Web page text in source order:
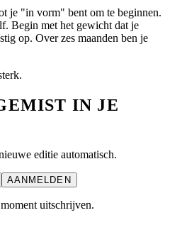
je "in vorm" bent om te beginnen.
Begin met het gewicht dat je
op. Over zes maanden ben je
IN JE
editie automatisch.
AANMELDEN
uitschrijven.